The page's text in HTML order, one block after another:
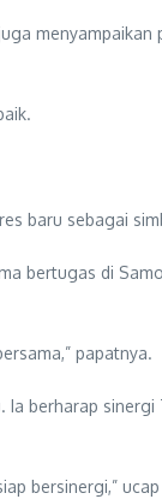
menyampaikan
baru sebagai
bertugas di
papatnya.
berharap
bersinergi,” ucap